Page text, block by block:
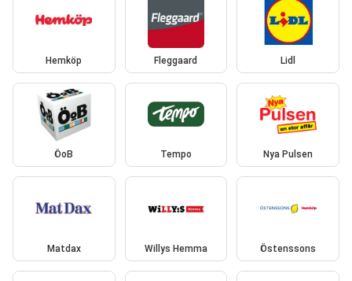
Hemköp Fleggaard Lidl
ÖoB Tempo Nya Pulsen
Matdax Willys Hemma Östenssons